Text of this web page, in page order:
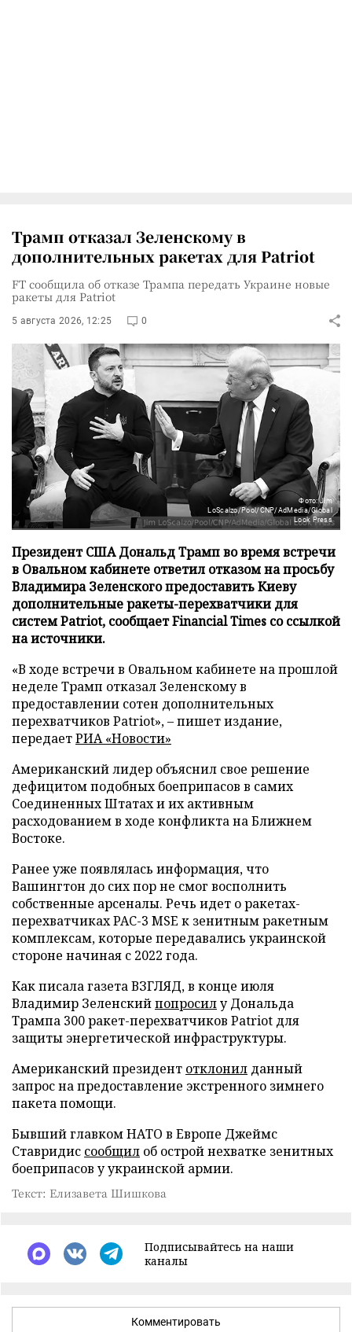
Трамп отказал Зеленскому в
дополнительных ракетах для Patriot
FT сообщила об отказе Трампа передать Украине новые
ракеты для Patriot
5 августа 2026, 12:25 0
Фото: Jim
LoScalzo/Pool/CNP/AdMedia/Global
Look Press
Президент США Дональд Трамп во время встречи
в Овальном кабинете ответил отказом на просьбу
Владимира Зеленского предоставить Киеву
дополнительные ракеты-перехватчики для
систем Patriot, сообщает Financial Times со ссылкой
на источники.
«В ходе встречи в Овальном кабинете на прошлой
неделе Трамп отказал Зеленскому в
предоставлении сотен дополнительных
перехватчиков Patriot», – пишет издание,
передаетРИА «Новости»
Американский лидер объяснил свое решение
дефицитом подобных боеприпасов в самих
Соединенных Штатах и их активным
расходованием в ходе конфликта на Ближнем
Востоке.
Ранее уже появлялась информация, что
Вашингтон до сих пор не смог восполнить
собственные арсеналы. Речь идет о ракетах-
перехватчиках PAC-3 MSE к зенитным ракетным
комплексам, которые передавались украинской
стороне начиная с 2022 года.
Как писала газета ВЗГЛЯД, в конце июля
Владимир Зеленскийпопросилу Дональда
Трампа 300 ракет-перехватчиков Patriot для
защиты энергетической инфраструктуры.
Американский президент отклонил данный
запрос на предоставление экстренного зимнего
пакета помощи.
Бывший главком НАТО в Европе Джеймс
Ставридис сообщил об острой нехватке зенитных
боеприпасов у украинской армии.
Текст: Елизавета Шишкова
Подписывайтесь на наши
каналы
Комментировать